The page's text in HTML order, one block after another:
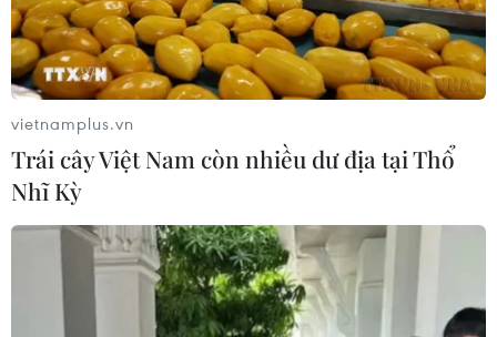
vietnamplus.vn
Trái cây Việt Nam còn nhiều dư địa tại Thổ
Nhĩ Kỳ